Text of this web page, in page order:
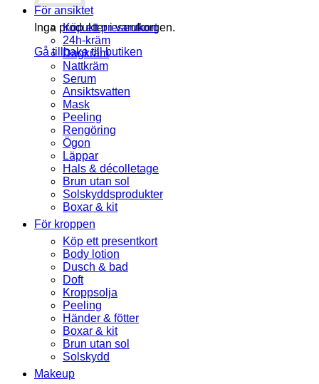
Inga produkter i varukorgen.
Gå tillbaka till butiken
För ansiktet
Köp ett presentkort
24h-kräm
Dagkräm
Nattkräm
Serum
Ansiktsvatten
Mask
Peeling
Rengöring
Ögon
Läppar
Hals & décolletage
Brun utan sol
Solskyddsprodukter
Boxar & kit
För kroppen
Köp ett presentkort
Body lotion
Dusch & bad
Doft
Kroppsolja
Peeling
Händer & fötter
Boxar & kit
Brun utan sol
Solskydd
Makeup